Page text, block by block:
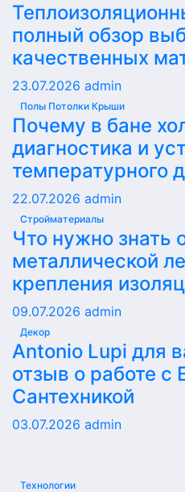
полный обзор
качественных
23.07.2026 admin
Полы Потолки Крыши
Почему в бане
диагностика и
температурного
22.07.2026 admin
Стройматериалы
Что нужно знать
металлической
крепления
09.07.2026 admin
Декор
Antonio Lupi для
отзыв о работе с
Сантехникой
03.07.2026 admin
Технологии